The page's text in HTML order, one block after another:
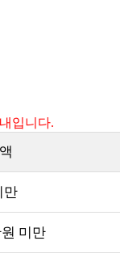
입니다.
만
미만